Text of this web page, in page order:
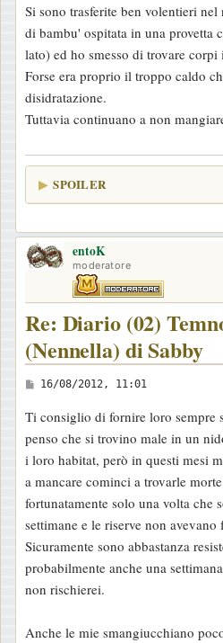
Si sono trasferite ben volentieri
di bambu' ospitata in una provetta
lato) ed ho smesso di trovare corpi
Forse era proprio il troppo caldo
disidratazione.
Tuttavia continuano a non
SPOILER
entoK
moderatore
Re: Diario (02)
(Nennella) di Sabby
M
s
s
a
g
g
i
o
16/08/2012, 11:01
Ti consiglio di fornire loro sempre
penso che si trovino male in un
i loro habitat, però in questi mesi
a mancare cominci a trovarle
fortunatamente solo una volta che
settimane e le riserve non
Sicuramente sono abbastanza
probabilmente anche una
non rischierei.
Anche le mie smangiucchiano